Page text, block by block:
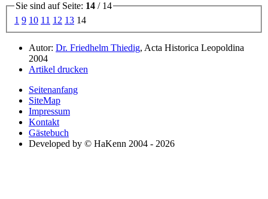
Sie sind auf Seite: 14 / 14
1 9 10 11 12 13 14
Autor: Dr. Friedhelm Thiedig, Acta Historica Leopoldina
2004
Artikel drucken
Seitenanfang
SiteMap
Impressum
Kontakt
Gästebuch
Developed by © HaKenn 2004 - 2026